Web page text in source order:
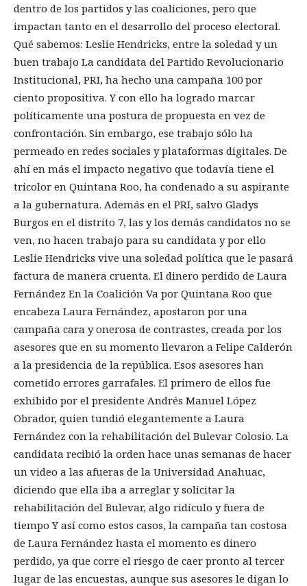
dentro de los partidos y las coaliciones, pero que
impactan tanto en el desarrollo del proceso electoral.
Qué sabemos: Leslie Hendricks, entre la soledad y un
buen trabajo La candidata del Partido Revolucionario
Institucional, PRI, ha hecho una campaña 100 por
ciento propositiva. Y con ello ha logrado marcar
políticamente una postura de propuesta en vez de
confrontación. Sin embargo, ese trabajo sólo ha
permeado en redes sociales y plataformas digitales. De
ahí en más el impacto negativo que todavía tiene el
tricolor en Quintana Roo, ha condenado a su aspirante
a la gubernatura. Además en el PRI, salvo Gladys
Burgos en el distrito 7, las y los demás candidatos no se
ven, no hacen trabajo para su candidata y por ello
Leslie Hendricks vive una soledad política que le pasará
factura de manera cruenta. El dinero perdido de Laura
Fernández En la Coalición Va por Quintana Roo que
encabeza Laura Fernández, apostaron por una
campaña cara y onerosa de contrastes, creada por los
asesores que en su momento llevaron a Felipe Calderón
a la presidencia de la república. Esos asesores han
cometido errores garrafales. El primero de ellos fue
exhibido por el presidente Andrés Manuel López
Obrador, quien tundió elegantemente a Laura
Fernández con la rehabilitación del Bulevar Colosio. La
candidata recibió la orden hace unas semanas de hacer
un video a las afueras de la Universidad Anahuac,
diciendo que ella iba a arreglar y solicitar la
rehabilitación del Bulevar, algo ridículo y fuera de
tiempo Y así como estos casos, la campaña tan costosa
de Laura Fernández hasta el momento es dinero
perdido, ya que corre el riesgo de caer pronto al tercer
lugar de las encuestas, aunque sus asesores le digan lo